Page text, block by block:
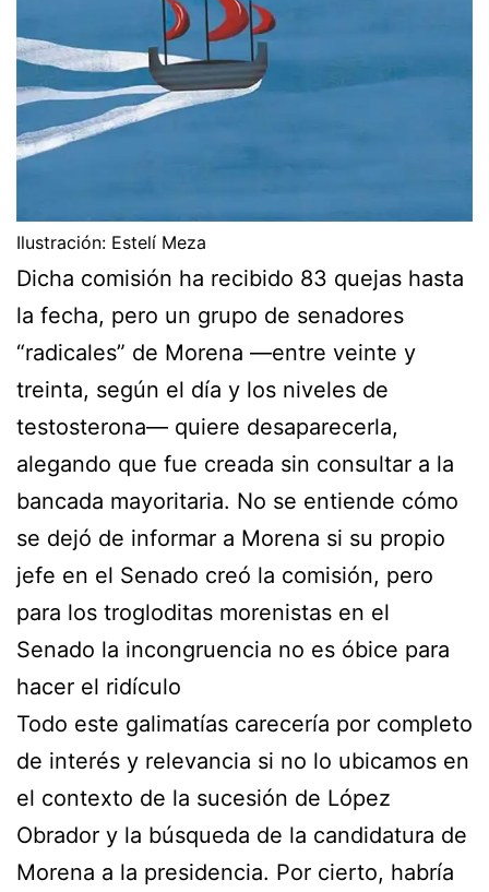
Ilustración: Estelí Meza
Dicha comisión ha recibido 83 quejas hasta
la fecha, pero un grupo de senadores
“radicales” de Morena —entre veinte y
treinta, según el día y los niveles de
testosterona— quiere desaparecerla,
alegando que fue creada sin consultar a la
bancada mayoritaria. No se entiende cómo
se dejó de informar a Morena si su propio
jefe en el Senado creó la comisión, pero
para los trogloditas morenistas en el
Senado la incongruencia no es óbice para
hacer el ridículo
Todo este galimatías carecería por completo
de interés y relevancia si no lo ubicamos en
el contexto de la sucesión de López
Obrador y la búsqueda de la candidatura de
Morena a la presidencia. Por cierto, habría